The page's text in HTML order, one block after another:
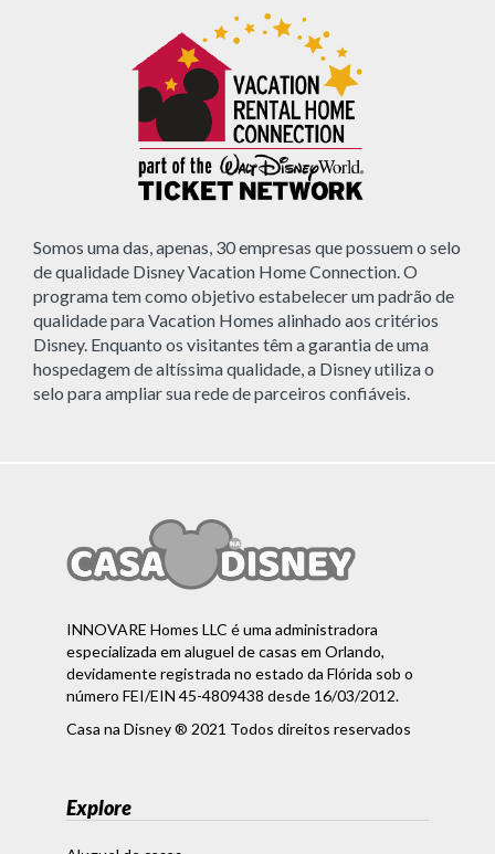
Somos uma das, apenas, 30 empresas que possuem o selo
de qualidade Disney Vacation Home Connection. O
programa tem como objetivo estabelecer um padrão de
qualidade para Vacation Homes alinhado aos critérios
Disney. Enquanto os visitantes têm a garantia de uma
hospedagem de altíssima qualidade, a Disney utiliza o
selo para ampliar sua rede de parceiros confiáveis.
INNOVARE Homes LLC é uma administradora
especializada em aluguel de casas em Orlando,
devidamente registrada no estado da Flórida sob o
número FEI/EIN 45-4809438 desde 16/03/2012.
Casa na Disney ® 2021 Todos direitos reservados
Explore